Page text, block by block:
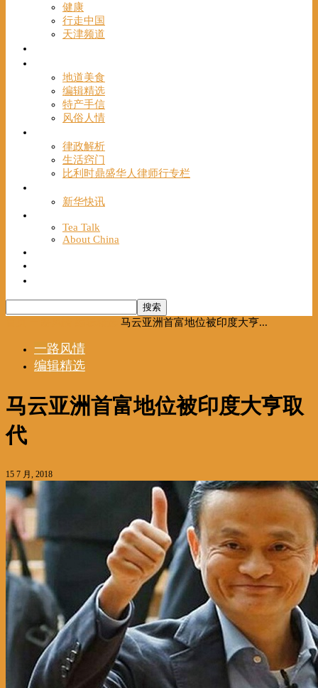
健康
行走中国
天津频道
地道美食
编辑精选
特产手信
风俗人情
律政解析
生活窍门
比利时鼎盛华人律师行专栏
新华快讯
Tea Talk
About China
马云亚洲首富地位被印度大亨...
一路风情
编辑精选
马云亚洲首富地位被印度大亨取
代
15 7 月, 2018